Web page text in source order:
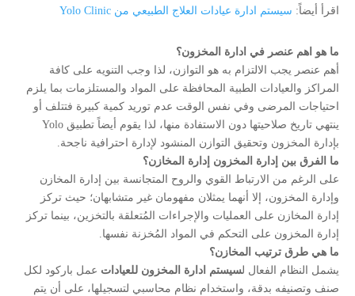
اقرأ أيضاً: سيستم ادارة عيادات العلاج الطبيعي من Yolo Clinic
ما هو اهم عنصر في ادارة المخزون؟
أهم عنصر يجب الالتزام به هو التوازن، لذا وجب التنويه على كافة
المراكز والعيادات الطبية المحافظة على المواد والمستلزمات بما يلزم
احتياجات المرضى وفي نفس الوقت عدم توريد كمية كبيرة فتتلف أو
ينتهي تاريخ صلاحيتها دون الاستفادة منها، لذا يقوم أيضاً تطبيق Yolo
بإدارة المخزون وتحقيق التوازن المنشود لإدارة احترافية ناجحة.
ما الفرق بين إدارة المخزون إدارة المخازن؟
على الرغم من الارتباط القوي والروح المتجانسة بين إدارة المخازن
وإدارة المخزون، إلا أنهما يمثلان مفهومان غير متشابهان؛ حيث تركز
إدارة المخازن على العمليات والإجراءات المُتعلقة بالتخزين، بينما تركز
إدارة المخزون على التحكم في المواد المُخزنة نفسها.
ما هي طرق ترتيب المخازن؟
يشمل النظام الفعال لسيستم ادارة المخزون للعيادات عمل باركود لكل
صنف وتصنيفه بدقة، واستخدام نظام محاسبي لتسجيلها، على أن يتم